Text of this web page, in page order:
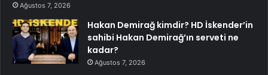
Ağustos 7, 2026
Hakan Demirağ kimdir? HD İskender’in
sahibi Hakan Demirağ’ın serveti ne
kadar?
Ağustos 7, 2026